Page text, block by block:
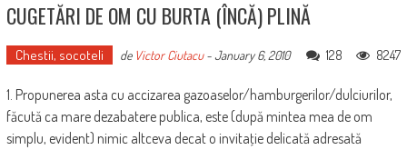
CUGETĂRI DE OM CU BURTA (ÎNCĂ) PLINĂ
Chestii, socoteli de Victor Ciutacu-January 6, 2010 128 8247
1. Propunerea asta cu accizarea gazoaselor/hamburgerilor/dulciurilor,
făcută ca mare dezabatere publica, este (după mintea mea de om
simplu, evident) nimic altceva decat o invitaţie delicată adresată